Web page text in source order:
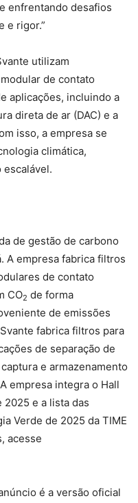
enfrentando desafios
e rigor.”
utilizam
de contato
aplicações, incluindo a
direta de ar (DAC) e a
isso, a empresa se
climática,
escalável.
de gestão de carbono
A empresa fabrica filtros
de contato
CO2 de forma
de emissões
fabrica filtros para
de separação de
e armazenamento
empresa integra o Hall
2025 e a lista das
Verde de 2025 da TIME
acesse
é a versão oficial